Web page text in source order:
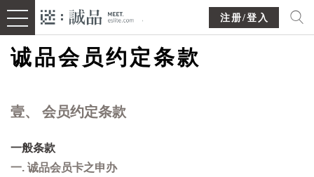
注册/登入
诚品会员约定条款
壹、 会员约定条款
一般条款
一. 诚品会员卡之申办